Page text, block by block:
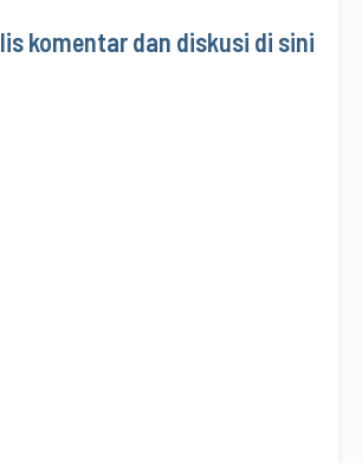
komentar dan diskusi di sini